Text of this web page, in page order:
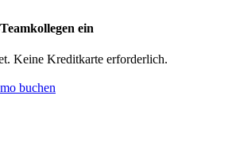
ein
Keine Kreditkarte erforderlich.
buchen